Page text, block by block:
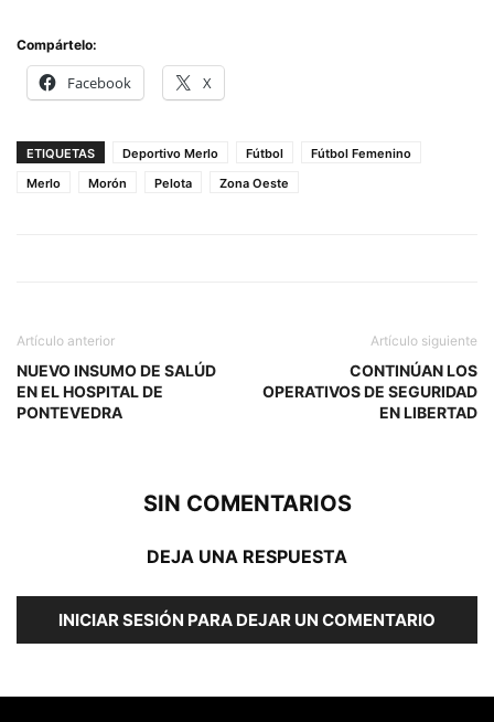
Compártelo:
Facebook X
ETIQUETAS Deportivo Merlo Fútbol
Fútbol Femenino
Merlo
Morón Pelota Zona Oeste
Artículo anterior
NUEVO INSUMO DE SALÚD
EN EL HOSPITAL DE
PONTEVEDRA
Artículo siguiente
CONTINÚAN LOS
OPERATIVOS DE SEGURIDAD
EN LIBERTAD
SIN COMENTARIOS
DEJA UNA RESPUESTA
INICIAR SESIÓN PARA DEJAR UN COMENTARIO